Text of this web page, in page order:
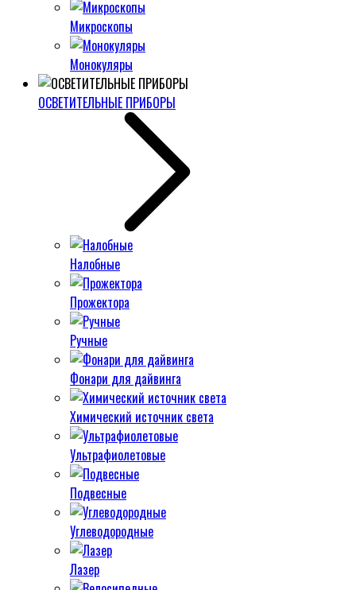
Микроскопы
Монокуляры
ОСВЕТИТЕЛЬНЫЕ ПРИБОРЫ
Налобные
Прожектора
Ручные
Фонари для дайвинга
Химический источник света
Ультрафиолетовые
Подвесные
Углеводородные
Лазер